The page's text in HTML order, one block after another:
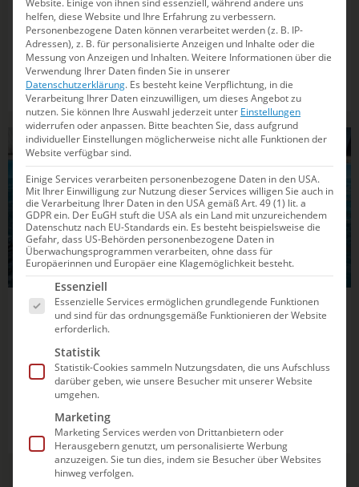
Schwimm-EM 2026
Paris wird 2026 erneut zur Schwimm-Hauptstadt
Europas! Mit Wettkämpfen in der Seine und am
Eiffelturm erwartet uns ein Event voller Highlights. Wo
und wann die Wettbewerbe stattfinden, liest du hier.
SCHWIMMEN
06.03.2025 10:55
Das sind die verrücktesten Rekorde der
Schwimmwelt
Die Schwimmwelt hält einige der unglaublichsten
Rekorde bereit. Wer schwamm 504 Kilometer am Stück?
Wer sprang aus 58 Metern in die Tiefe? Entdecke die
verrücktesten Bestmarken und erfahre, was Menschen
im Wasser alles erreichen können.
Website. Einige von ihnen sind essenziell, während andere uns
helfen, diese Website und Ihre Erfahrung zu verbessern.
Personenbezogene Daten können verarbeitet werden (z. B. IP-
Adressen), z. B. für personalisierte Anzeigen und Inhalte oder die
Messung von Anzeigen und Inhalten.Weitere Informationen über die
Verwendung Ihrer Daten finden Sie in unserer
Datenschutzerklärung. Es besteht keine Verpflichtung, in die
Verarbeitung Ihrer Daten einzuwilligen, um dieses Angebot zu
nutzen.Sie können Ihre Auswahl jederzeit unter Einstellungen
widerrufen oder anpassen. Bitte beachten Sie, dass aufgrund
individueller Einstellungen möglicherweise nicht alle Funktionen der
Website verfügbar sind.
Einige Services verarbeiten personenbezogene Daten in den USA.
Mit Ihrer Einwilligung zur Nutzung dieser Services willigen Sie auch in
die Verarbeitung Ihrer Daten in den USA gemäß Art. 49 (1) lit. a
GDPR ein. Der EuGH stuft die USA als ein Land mit unzureichendem
Datenschutz nach EU-Standards ein. Es besteht beispielsweise die
Gefahr, dass US-Behörden personenbezogene Daten in
Überwachungsprogrammen verarbeiten, ohne dass für
Europäerinnen und Europäer eine Klagemöglichkeit besteht.
Es folgt eine Liste der Service-Gruppen, für die
Essenziell
Essenzielle Services ermöglichen grundlegende Funktionen
und sind für das ordnungsgemäße Funktionieren der Website
erforderlich.
Statistik
Statistik-Cookies sammeln Nutzungsdaten, die uns Aufschluss
darüber geben, wie unsere Besucher mit unserer Website
umgehen.
Marketing
Marketing Services werden von Drittanbietern oder
Herausgebern genutzt, um personalisierte Werbung
anzuzeigen. Sie tun dies, indem sie Besucher über Websites
hinweg verfolgen.